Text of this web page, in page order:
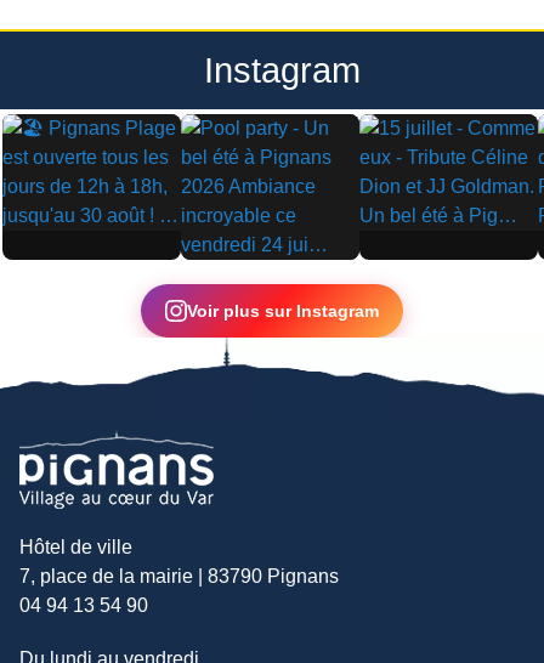
Instagram
▶
▶
▶
Voir plus sur Instagram
Hôtel de ville
7, place de la mairie | 83790 Pignans
04 94 13 54 90
Du lundi au vendredi